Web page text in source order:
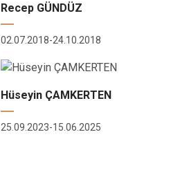
Recep GÜNDÜZ
02.07.2018-24.10.2018
Hüseyin ÇAMKERTEN
25.09.2023-15.06.2025